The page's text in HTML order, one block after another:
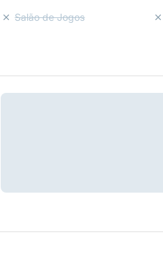
Salão de Jogos